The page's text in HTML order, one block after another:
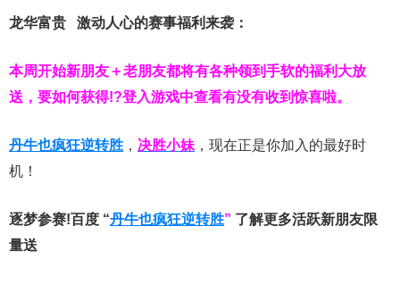
龙华富贵 激动人心的赛事福利来袭：
本周开始新朋友＋老朋友都将有各种领到手软的福利大放
送，要如何获得!?登入游戏中查看有没有收到惊喜啦。
丹牛也疯狂逆转胜 ， 决胜小妹 ，现在正是你加入的最好时
机！
逐梦参赛!百度 “丹牛也疯狂逆转胜” 了解更多活跃新朋友限
量送